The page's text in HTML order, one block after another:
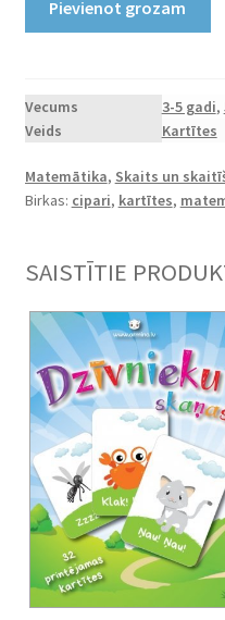
atņemšana
līdz
daudzums
Pievienot grozam
Vecums 3-5 gadi,
Veids
Kartītes
Matemātika, Skaits un
Birkas: cipari, kartītes,
SAISTĪTIE